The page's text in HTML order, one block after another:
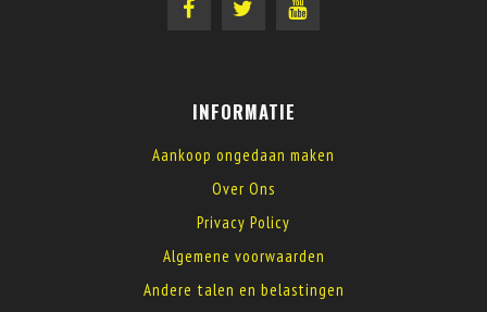
INFORMATIE
Aankoop ongedaan maken
Over Ons
Privacy Policy
Algemene voorwaarden
Andere talen en belastingen